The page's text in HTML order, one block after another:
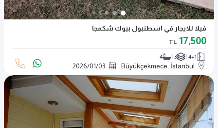
فيلا للايجار في اسطنبول بيوك شكمجا
17,500
TL
4+1
3
4
Büyükçekmece, İstanbul
2026/01/03